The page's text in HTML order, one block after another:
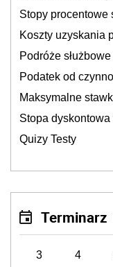
Stopy procentowe
Koszty uzyskania
Podróże
Podatek od
Maksymalne
Stopa dyskontowa
Quizy Testy
Terminarz
3 4